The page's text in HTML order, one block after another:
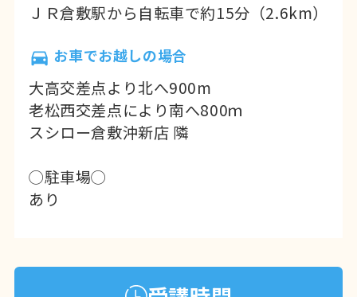
ＪＲ倉敷駅から自転車で約15分（2.6km）
お車でお越しの場合
大高交差点より北へ900m
老松西交差点により南へ800ｍ
スシロー倉敷沖新店 隣
◯駐車場◯
あり